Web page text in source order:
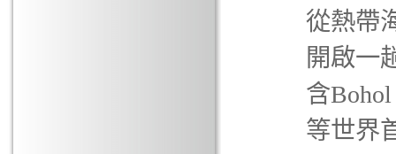
從熱帶
開啟一
含
等世界